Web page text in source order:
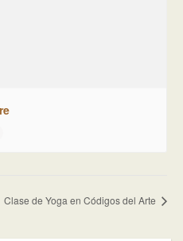
Clase de Yoga en Códigos del Arte